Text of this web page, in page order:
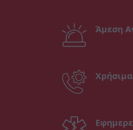
Άμεση